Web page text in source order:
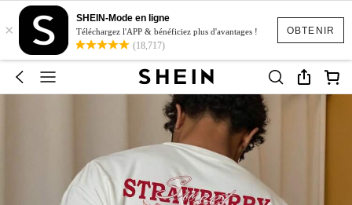
OBTENIR
×
SHEIN-Mode en ligne
Téléchargez l'APP & bénéficiez plus d'avantages !
(18,717)